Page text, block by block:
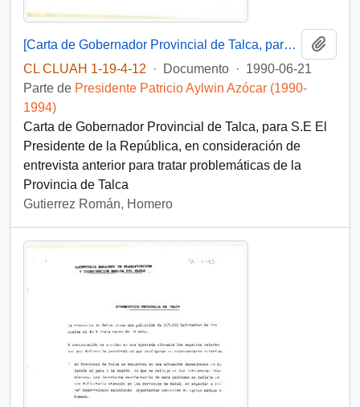
[Carta de Gobernador Provincial de Talca, para S.E El Presidente de la República]
CL CLUAH 1-19-4-12
· Documento · 1990-06-21
Parte de Presidente Patricio Aylwin Azócar (1990-
1994)
Carta de Gobernador Provincial de Talca, para S.E El
Presidente de la República, en consideración de
entrevista anterior para tratar problemáticas de la
Provincia de Talca
Gutierrez Román, Homero